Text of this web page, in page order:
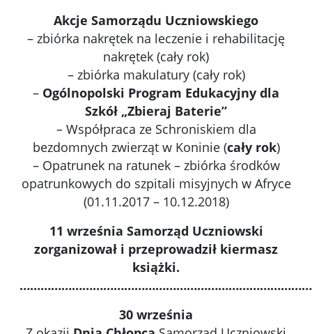
Akcje Samorządu Uczniowskiego
– zbiórka nakrętek na leczenie i rehabilitację
nakrętek (cały rok)
– zbiórka makulatury (cały rok)
– Ogólnopolski Program Edukacyjny dla
Szkół „Zbieraj Baterie”
– Współpraca ze Schroniskiem dla
bezdomnych zwierząt w Koninie (cały rok)
– Opatrunek na ratunek – zbiórka środków
opatrunkowych do szpitali misyjnych w Afryce
(01.11.2017 – 10.12.2018)
11 września Samorząd Uczniowski
zorganizował i przeprowadził kiermasz
książki.
30 września